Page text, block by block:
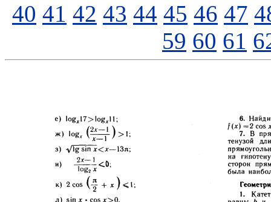
40 41 42 43 44 45 46 47
59 60 61